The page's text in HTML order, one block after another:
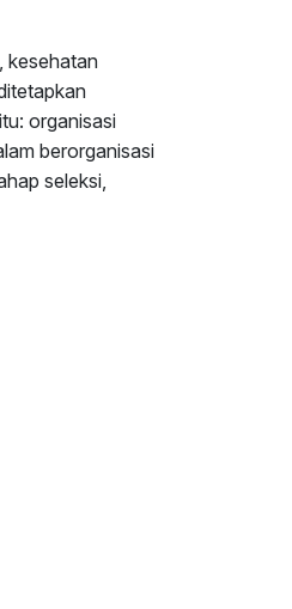
kesehatan
organisasi
berorganisasi
seleksi,